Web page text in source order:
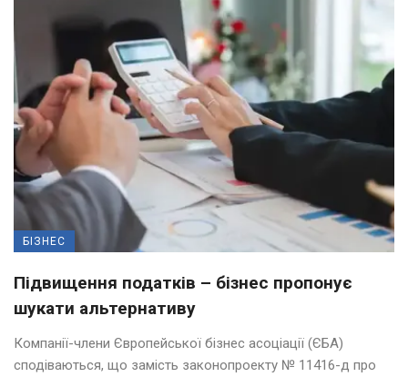
БІЗНЕС
Підвищення податків – бізнес пропонує
шукати альтернативу
Компанії-члени Європейської бізнес асоціації (ЄБА)
сподіваються, що замість законопроекту № 11416-д про